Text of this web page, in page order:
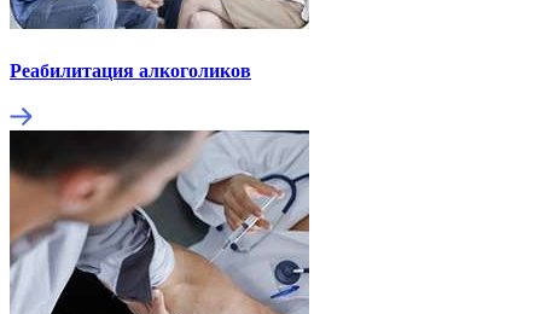
Реабилитация алкоголиков